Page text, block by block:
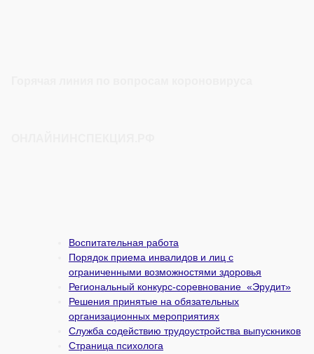
Воспитательная работа
Порядок приема инвалидов и лиц с
ограниченными возможностями здоровья
Региональный конкурс-соревнование «Эрудит»
Решения принятые на обязательных
организационных мероприятиях
Служба содействию трудоустройства выпускников
Страница психолога